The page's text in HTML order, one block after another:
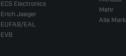
ECS Electronics
Erich Jaeger
EUFAB/EAL
EVB
Mehr
Alle